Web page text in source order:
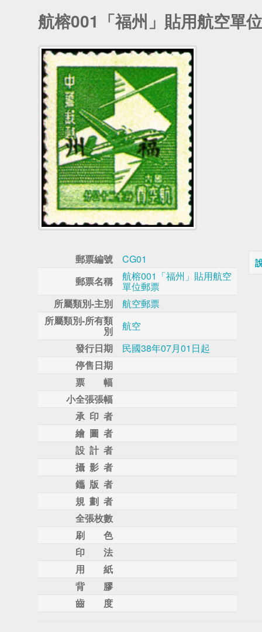
航榕001「福州」貼用航空單
郵票編號
CG01
郵票名稱
航榕001「福州」貼用航空
單位郵票
所屬類別-主別
航空郵票
所屬類別-所有類
別
航空
發行日期
民國38年07月01日起
停售日期
票 幅
小全張張幅
承 印 者
繪 圖 者
設 計 者
攝 影 者
鑴 版 者
規 劃 者
全張枚數
刷 色
印 法
用 紙
背 膠
齒 度